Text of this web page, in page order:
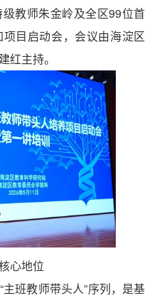
教师朱金岭及全区99位首
目启动会，会议由海淀区
红主持。
心地位
班教师带头人”序列，是基